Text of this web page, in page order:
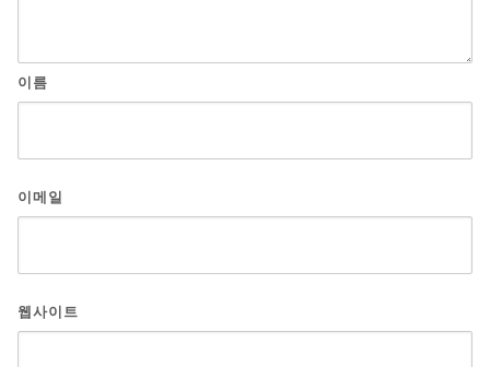
이름
이메일
웹사이트